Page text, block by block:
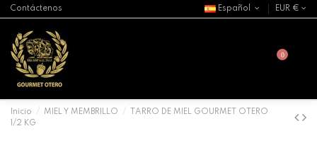
Contáctenos Español EUR €
0
Inicio MIEL Y MEMBRILLO
TARRO DE MIEL GOURMET OTERO
1/2 KG